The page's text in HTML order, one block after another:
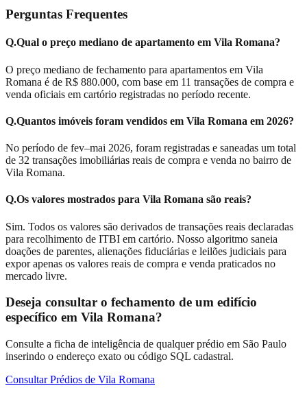
Perguntas Frequentes
Q.Qual o preço mediano de apartamento em Vila Romana?
O preço mediano de fechamento para apartamentos em Vila
Romana é de R$ 880.000, com base em 11 transações de compra e
venda oficiais em cartório registradas no período recente.
Q.Quantos imóveis foram vendidos em Vila Romana em 2026?
No período de fev–mai 2026, foram registradas e saneadas um total
de 32 transações imobiliárias reais de compra e venda no bairro de
Vila Romana.
Q.Os valores mostrados para Vila Romana são reais?
Sim. Todos os valores são derivados de transações reais declaradas
para recolhimento de ITBI em cartório. Nosso algoritmo saneia
doações de parentes, alienações fiduciárias e leilões judiciais para
expor apenas os valores reais de compra e venda praticados no
mercado livre.
Deseja consultar o fechamento de um edifício
específico em Vila Romana?
Consulte a ficha de inteligência de qualquer prédio em São Paulo
inserindo o endereço exato ou código SQL cadastral.
Consultar Prédios de Vila Romana